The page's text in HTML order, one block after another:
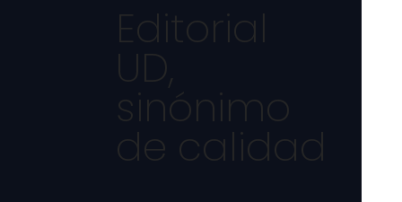
Editorial
UD,
sinónimo
de calidad